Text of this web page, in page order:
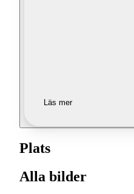
Läs mer
Plats
Alla bilder